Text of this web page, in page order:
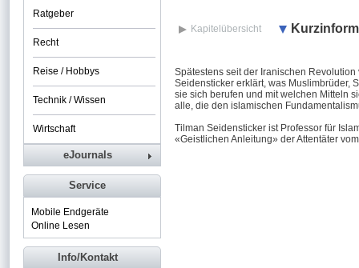
Kapitelübersicht
Spätestens seit der Iranischen
Seidensticker erklärt, was Muslimbrüder,
sie sich berufen und mit welchen Mitteln
alle, die den islamischen
Tilman Seidensticker ist Professor für
«Geistlichen Anleitung» der Attentäter
Ratgeber
Recht
Reise / Hobbys
Technik / Wissen
Wirtschaft
eJournals
Service
Mobile Endgeräte
Online Lesen
Info/Kontakt